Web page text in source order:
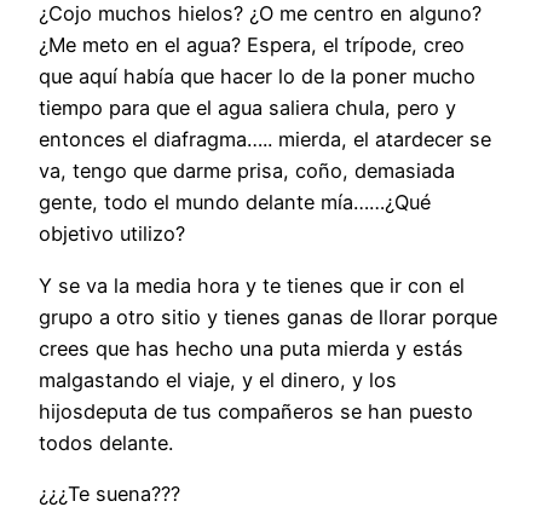
¿Cojo muchos hielos? ¿O me centro en alguno?
¿Me meto en el agua? Espera, el trípode, creo
que aquí había que hacer lo de la poner mucho
tiempo para que el agua saliera chula, pero y
entonces el diafragma….. mierda, el atardecer se
va, tengo que darme prisa, coño, demasiada
gente, todo el mundo delante mía……¿Qué
objetivo utilizo?
Y se va la media hora y te tienes que ir con el
grupo a otro sitio y tienes ganas de llorar porque
crees que has hecho una puta mierda y estás
malgastando el viaje, y el dinero, y los
hijosdeputa de tus compañeros se han puesto
todos delante.
¿¿¿Te suena???